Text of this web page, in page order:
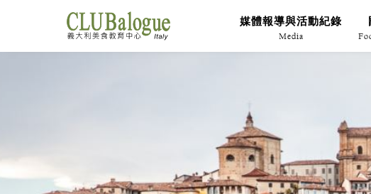
媒體報導與活動紀錄
Media